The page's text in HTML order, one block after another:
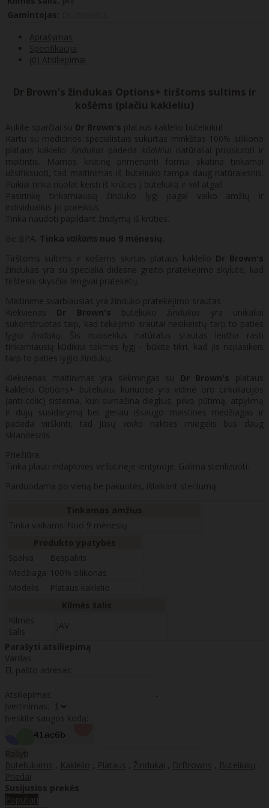
Gamintojas:
Aprašymas
Specifikacija
(0) Atsiliepimai
Dr Brown's žindukas Options+ tirštoms sultims ir
košėms (plačiu kakleliu)
Aukite sparčiai su Dr Brown's plataus kaklelio buteliuku!
Kartu su medicinos specialistais sukurtas minkštas 100% silikono
plataus kakleliožindukas padeda kūdikiui natūraliai prisisiurbti ir
maitintis. Mamos krūtinę primenanti forma skatina tinkamai
užsifiksuoti, tad maitinimas iš buteliuko tampa daug natūralesnis.
Puikiai tinka nuolat keisti iš krūties į buteliuką ir vėl atgal!
Pasirinkę tinkamiausią žinduko lygį pagal vaiko amžių ir
individualius jo poreikius.
Tinka naudoti papildant žindymą iš krūties.
Be BPA. Tinka vaikams nuo 9 mėnesių.
Tirštoms sultims ir košėms skirtas plataus kaklelio Dr Brown's
žindukas yra su specialia didesne greito pratekėjimo skylute, kad
tirštesni skysčiai lengvai pratekėtų.
Maitinime svarbiausias yra žinduko pratekėjimo srautas.
Kiekvienas Dr Brown's buteliukožindukas yra unikaliai
sukonstruotas taip, kad tekėjimo srautai nesikeistų tarp to paties
lygio žindukų . Šis nuoseklus natūralus srautas leidžia rasti
tinkamiausią kūdikiui tėkmės lygį - būkite tikri, kad jis nepasikeis
tarp to paties lygio žindukų.
Kiekvienas maitinimas yra sėkmingas su Dr Brown's plataus
kaklelio Options+ buteliuku, kuriuose yra vidinė oro cirkuliacijos
(anti-colic) sistema, kuri sumažina dieglius, pilvo pūtimą, atpylimą
ir dujų susidarymą bei geriau išsaugo maistines medžiagas ir
padeda virškinti, tad Jūsų vaiko nakties miegelis bus daug
sklandesnis.
Priežiūra:
Tinka plauti indaplovės viršutinėje lentynoje. Galima sterilizuoti.
Parduodama po vieną be pakuotės, išlaikant sterilumą.
Tinka vaikams Nuo 9 mėnesių.
Spalva
Bespalvis
Medžiaga 100% silikonas
Modelis
Plataus kaklelio
Kilmės
šalis
JAV
Parašyti atsiliepimą
Vardas:
El. pašto adresas:
Atsiliepimas:
Įvertinimas:
Įveskite saugos kodą:
Rašyti
Buteliukams , Kaklelio , Plataus , Žindukai , DrBrowns , Buteliukų ,
Priedai
Susijusios prekės
Populiari